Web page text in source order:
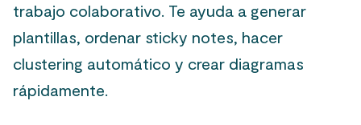
trabajo colaborativo. Te ayuda a generar
plantillas, ordenar sticky notes, hacer
clustering automático y crear diagramas
rápidamente.